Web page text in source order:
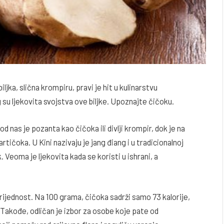
slična krompiru, pravi je hit u kulinarstvu
su ljekovita svojstva ove biljke. Upoznajte čičoku.
nas je pozanta kao čičoka ili divlji krompir, dok je na
U Kini nazivaju je jang điang i u tradicionalnoj
je ljekovita kada se koristi u ishrani, a
Na 100 grama, čičoka sadrži samo 73 kalorije,
odličan je izbor za osobe koje pate od